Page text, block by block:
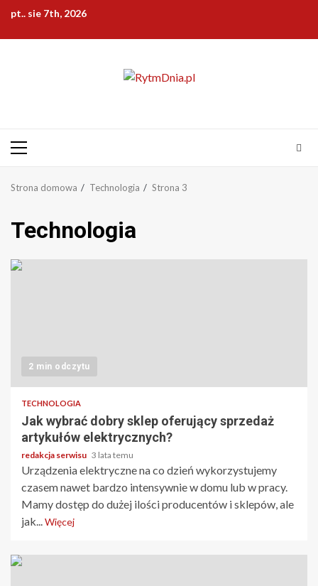
Przejdź
treści
pt.. sie 7th, 2026
Menu
Strona domowa Technologia Strona 3
Technologia
2 min odczytu
TECHNOLOGIA
Jak wybrać dobry sklep oferujący sprzedaż
artykułów elektrycznych?
redakcja serwisu 3 lata temu
Urządzenia elektryczne na co dzień wykorzystujemy
czasem nawet bardzo intensywnie w domu lub w pracy.
Mamy dostęp do dużej ilości producentów i sklepów, ale
jak...Więcej